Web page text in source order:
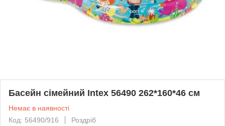
Басейн сімейний Intex 56490 262*160*46 см
Немає в наявності
Код: 56490/916
Роздріб